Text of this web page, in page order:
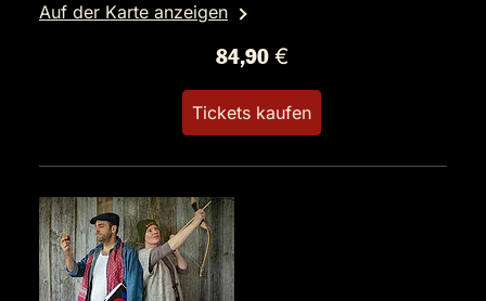
Auf der Karte anzeigen
84,90 €
Tickets kaufen